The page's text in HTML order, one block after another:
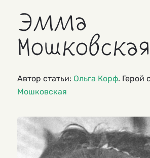
Эмма
Мошковская
Автор статьи: Ольга Корф. Герой
Мошковская